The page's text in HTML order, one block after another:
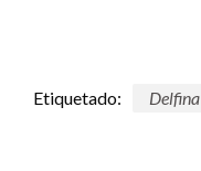
Etiquetado: Delfina